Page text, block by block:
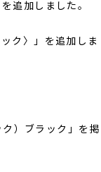
追加しました。
ク〉」を追加しま
）ブラック」を掲